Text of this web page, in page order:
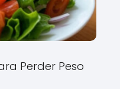
Perder Peso